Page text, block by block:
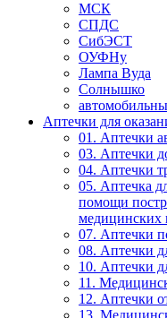
МСК
СПДС
СибЭСТ
ОУФНу
Лампа Вуда
Солнышко
Аптечки для
01. Аптечки
03. Аптечки
04. Аптечки
05. Аптечка
помощи
медицинских
07. Аптечки
08. Аптечки
10. Аптечки
11.
12. Аптечки
13.